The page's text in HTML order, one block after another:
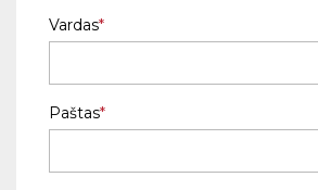
Vardas
Paštas